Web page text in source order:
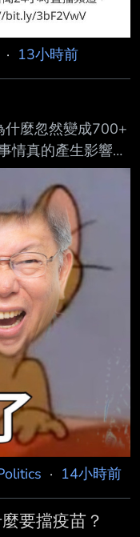
· 13小時前
麼忽然變成700+
情真的產生影響了
大量人力進來替
從新聞也能看出
迫回答這題 他們
像也沒有其他手段
面死不道歉 繼續
時沒在逛政黑的
之前騙台灣民眾
阿 藍白共網軍 --
· 14小時前
要擋疫苗？